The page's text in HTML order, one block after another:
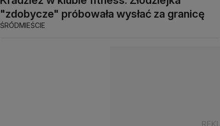
"zdobycze" próbowała wysłać za granicę
ŚRÓDMIEŚCIE